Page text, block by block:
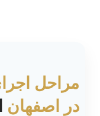
مراحل
در اصفهان